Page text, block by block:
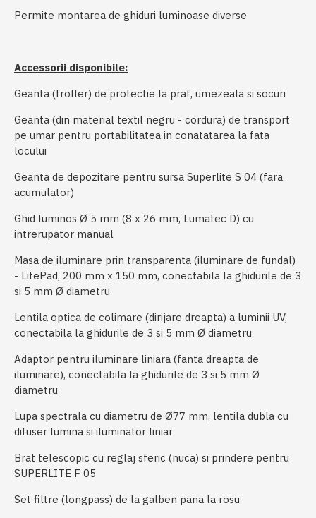
Permite montarea de ghiduri luminoase diverse
Accessorii disponibile:
Geanta (troller) de protectie la praf, umezeala si socuri
Geanta (din material textil negru - cordura) de transport
pe umar pentru portabilitatea in conatatarea la fata
locului
Geanta de depozitare pentru sursa Superlite S 04 (fara
acumulator)
Ghid luminos Ø 5 mm (8 x 26 mm, Lumatec D) cu
intrerupator manual
Masa de iluminare prin transparenta (iluminare de fundal)
- LitePad, 200 mm x 150 mm, conectabila la ghidurile de 3
si 5 mm Ø diametru
Lentila optica de colimare (dirijare dreapta) a luminii UV,
conectabila la ghidurile de 3 si 5 mm Ø diametru
Adaptor pentru iluminare liniara (fanta dreapta de
iluminare), conectabila la ghidurile de 3 si 5 mm Ø
diametru
Lupa spectrala cu diametru de Ø77 mm, lentila dubla cu
difuser lumina si iluminator liniar
Brat telescopic cu reglaj sferic (nuca) si prindere pentru
SUPERLITE F 05
Set filtre (longpass) de la galben pana la rosu